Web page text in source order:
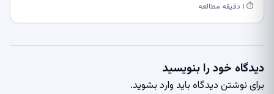
⏱ ۱ دقیقه مطالعه
دیدگاه خود را بنویسید
برای نوشتن دیدگاه باید وارد بشوید.